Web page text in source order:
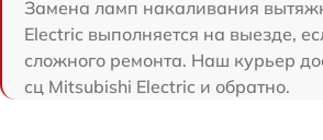
Замена ламп накаливания
Electric выполняется на выезде,
сложного ремонта. Наш курьер
сц Mitsubishi Electric и обратно.